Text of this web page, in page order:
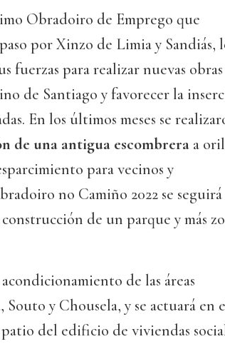
Obradoiro de Emprego que
por Xinzo de Limia y Sandiás,
fuerzas para realizar nuevas
de Santiago y favorecer la
En los últimos meses se
de una antigua escombrera a
para vecinos y
no Camiño 2022 se seguirá
de un parque y más
de las áreas
y Chousela, y se actuará en
del edificio de viviendas